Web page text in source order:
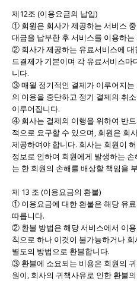
제12조 (이용요금의 납입)
① 회원은 회사가 제공하는 서비스
대금을 납부한 후 서비스를 이용하
② 회사가 제공하는 유료서비스에
드결제가 기본이며 각 유료서비스마
니다.
③ 매월 정기적인 결제가 이루어지는
의 이용을 중단하고 정기 결제의 취
이루어집니다.
④ 회사는 결제의 이행을 위하여 반
적으로 요구할 수 있으며, 회원은 회
제공하여야 합니다. 회사는 회원이
정보로 인하여 회원에게 발생하는
는 한 회원의 손해를 배상할 책임을
제 13 조 (이용요금의 환불)
① 이용요금에 대한 환불은 해당 유
따릅니다.
② 환불 방법은 해당 서비스에서 이
칙으로 하나 이것이 불가능하거나
별도의 방법으로 환불합니다.
③ 환불에 소요되는 비용은 회원의
원이, 회사의 귀책사유로 인한 환불